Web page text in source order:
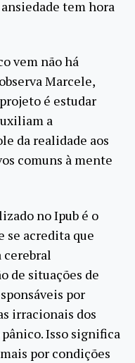
tem hora
vem não há
Marcele,
é estudar
a
da realidade aos
comuns à mente
no Ipub é o
se acredita que
cerebral
de situações de
por
irracionais dos
Isso significa
por condições